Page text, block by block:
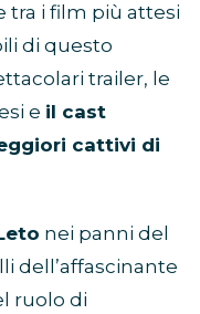
tra i film più attesi
di questo
trailer, le
e il cast
cattivi di
nei panni del
dell’affascinante
ruolo di